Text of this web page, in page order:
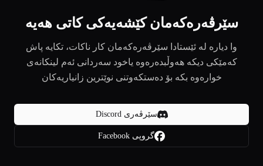
سێرڤەرەکەمان کێشەیەکی کاتی هەیە
وا دیارە لە ئێستادا سێرڤەرەکەمان کار ناکات، تکایە پاش
کەمێکی دیکە هەوڵبدەرەوە یاخود سەردانی ئەم لینکانەی
خوارەوە بکە بۆ دەستکەوتنی نوێترین زانیاریەکان
سێرڤەری Discord
گروپی Facebook